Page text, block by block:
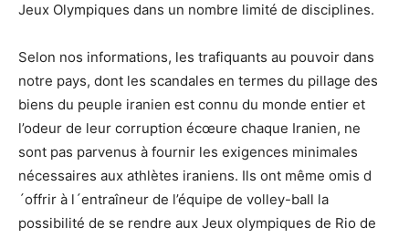
Jeux Olympiques dans un nombre limité de disciplines.
Selon nos informations, les trafiquants au pouvoir dans
notre pays, dont les scandales en termes du pillage des
biens du peuple iranien est connu du monde entier et
l’odeur de leur corruption écœure chaque Iranien, ne
sont pas parvenus à fournir les exigences minimales
nécessaires aux athlètes iraniens. Ils ont même omis d
´offrir à l´entraîneur de l’équipe de volley-ball la
possibilité de se rendre aux Jeux olympiques de Rio de